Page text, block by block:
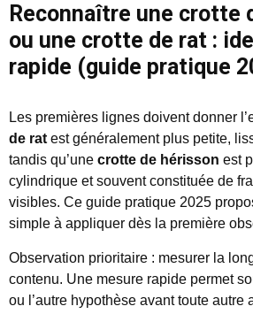
Reconnaître une crotte
ou une crotte de rat :
rapide (guide pratique
Les premières lignes doivent donner
de rat est généralement plus petite,
tandis qu’une crotte de hérisson est
cylindrique et souvent constituée de
visibles. Ce guide pratique 2025
simple à appliquer dès la première
Observation prioritaire : mesurer la
contenu. Une mesure rapide permet
ou l’autre hypothèse avant toute autre